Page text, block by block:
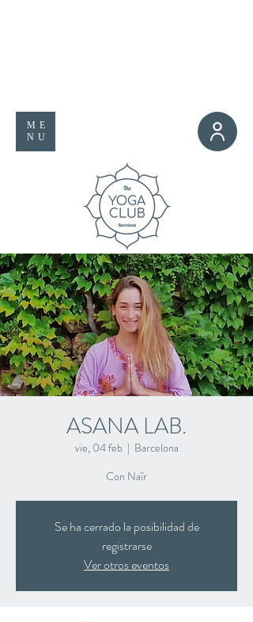
ME
NU
ASANA LAB.
vie, 04 feb
  |
Barcelona
Con Naïr
Se ha cerrado la posibilidad de
registrarse
Ver otros eventos